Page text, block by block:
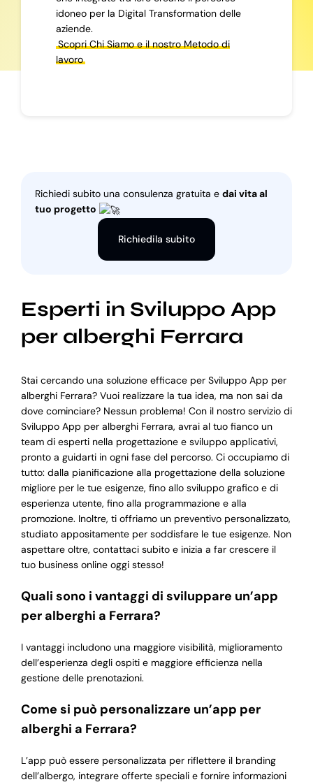
idoneo per la Digital Transformation delle
aziende.
Scopri Chi Siamo e il nostro Metodo di
lavoro
Richiedi subito una consulenza gratuita e dai vita al
tuo progetto
Richiedila subito
Esperti in Sviluppo App
per alberghi Ferrara
Stai cercando una soluzione efficace per Sviluppo App per
alberghi Ferrara? Vuoi realizzare la tua idea, ma non sai da
dove cominciare? Nessun problema! Con il nostro servizio di
Sviluppo App per alberghi Ferrara, avrai al tuo fianco un
team di esperti nella progettazione e sviluppo applicativi,
pronto a guidarti in ogni fase del percorso. Ci occupiamo di
tutto: dalla pianificazione alla progettazione della soluzione
migliore per le tue esigenze, fino allo sviluppo grafico e di
esperienza utente, fino alla programmazione e alla
promozione. Inoltre, ti offriamo un preventivo personalizzato,
studiato appositamente per soddisfare le tue esigenze. Non
aspettare oltre, contattaci subito e inizia a far crescere il
tuo business online oggi stesso!
Quali sono i vantaggi di sviluppare un’app
per alberghi a Ferrara?
I vantaggi includono una maggiore visibilità, miglioramento
dell’esperienza degli ospiti e maggiore efficienza nella
gestione delle prenotazioni.
Come si può personalizzare un’app per
alberghi a Ferrara?
L’app può essere personalizzata per riflettere il branding
dell’albergo, integrare offerte speciali e fornire informazioni